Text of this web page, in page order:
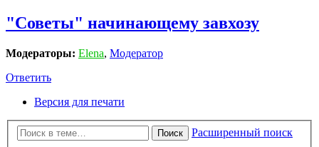
"Советы" начинающему завхозу
Модераторы: Elena, Модератор
Ответить
Версия для печати
Поиск
Расширенный поиск